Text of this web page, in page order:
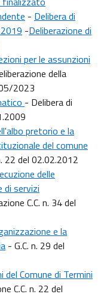
- Delibera di
-Deliberazione di
per le assunzioni
della
2023
- Delibera di
pretorio e la
del comune
22 del 02.02.2012
delle
di servizi
C.C. n. 34 del
e la
- G.C. n. 29 del
Comune di Termini
C.C. n. 22 del